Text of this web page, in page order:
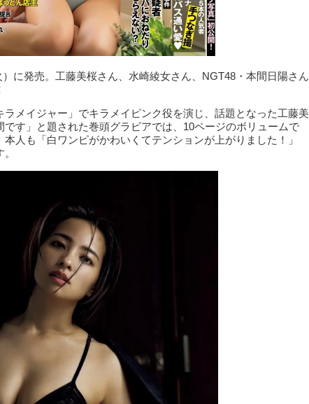
に発売。工藤美桜さん、水崎綾女さん、NGT48・本間日陽さん
メイジャー」でキラメイピンク役を演じ、話題となった工藤美
す」と題された巻頭グラビアでは、10ページのボリュームで
人も「白ワンピがかわいくてテンションが上がりました！」